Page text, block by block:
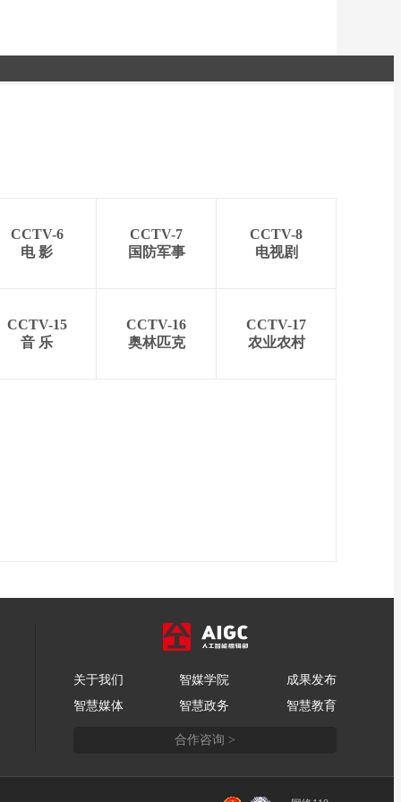
CCTV-6
电 影
CCTV-7
国防军事
CCTV-8
电视剧
CCTV-15
音 乐
CCTV-16
奥林匹克
CCTV-17
农业农村
关于我们 智媒学院
成果发布
智慧媒体
智慧政务 智慧教育
合作咨询 >